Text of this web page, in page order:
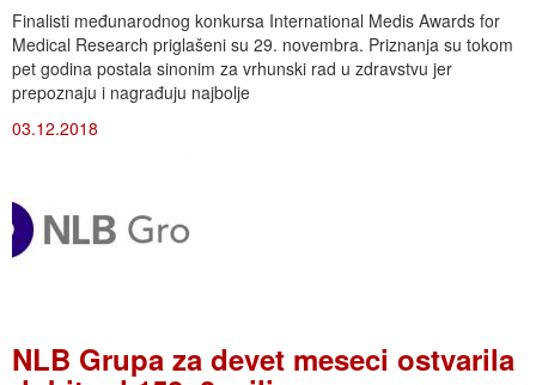
Finalisti međunarodnog konkursa International Medis Awards for
Medical Research priglašeni su 29. novembra. Priznanja su tokom
pet godina postala sinonim za vrhunski rad u zdravstvu jer
prepoznaju i nagrađuju najbolje
03.12.2018
NLB Grupa za devet meseci ostvarila